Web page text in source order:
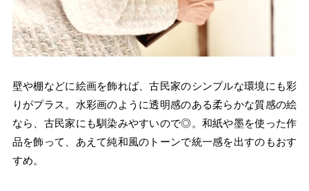
壁や棚などに絵画を飾れば、古民家のシンプルな環境にも彩
りがプラス。水彩画のように透明感のある柔らかな質感の絵
なら、古民家にも馴染みやすいので◎。和紙や墨を使った作
品を飾って、あえて純和風のトーンで統一感を出すのもおす
すめ。